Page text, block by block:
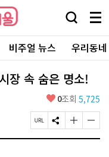
검
창
열
기
메
뉴
전
체
보
비주얼 뉴스 우리동
장 속 숨은 명소!
좋
요
0조회 5,725
페
이
S
N
글
자
글
자